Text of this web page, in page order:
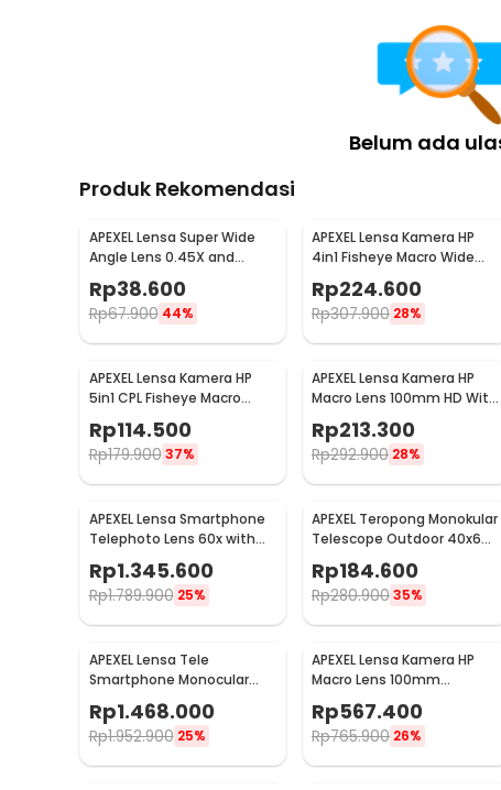
Belum ada
Produk Rekomendasi
APEXEL Lensa Super Wide
Angle Lens 0.45X and
Macro Smartphone - APL-
0.45WM
Rp38.600
Rp67.900 44%
APEXEL Lensa Kamera HP
4in1 Fisheye Macro Wide
Telephoto Tripod - APL-
T18XBZJ5
Rp224.600
Rp307.900 28%
APEXEL Lensa Kamera HP
5in1 CPL Fisheye Macro
APL-DG5H
Rp114.500
Rp179.900 37%
APEXEL Lensa Kamera HP
Macro Lens 100mm HD With
Universal Klip - APL-
HB100mm
Rp213.300
Rp292.900 28%
APEXEL Lensa Smartphone
Telephoto Lens 60x with
Tripod - APL-60XFR50
Rp1.345.600
Rp1.789.900 25%
APEXEL Teropong Monokular
Telescope Outdoor 40x60
- APS-40X60DTZJ
Rp184.600
Rp280.90035%
APEXEL Lensa Tele
Smartphone Monocular
Telephoto 60X with Tripod
- APL-T20-60XJJ029
Rp1.468.000
Rp1.952.900 25%
APEXEL Lensa Kamera HP
Macro Lens 100mm
Universal HD with Clip -
APL-HB100U
Rp567.400
Rp765.900 26%